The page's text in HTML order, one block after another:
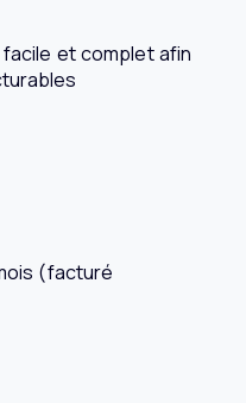
facile et complet afin
(facturé